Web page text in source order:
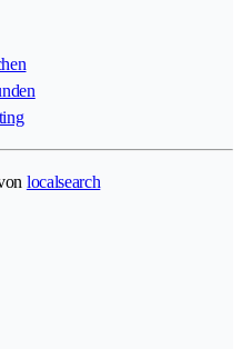
localsearch